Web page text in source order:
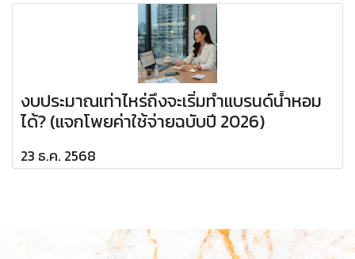
งบประมาณเท่าไหร่ถึงจะเริ่มทำแบรนด์น้ำหอม
ได้? (แจกโพยค่าใช้จ่ายฉบับปี 2026)
23 ธ.ค. 2568